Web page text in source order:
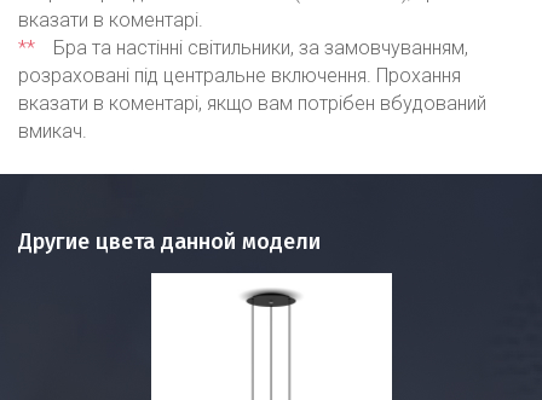
вказати в коментарі.
**
Бра та настінні світильники, за замовчуванням,
розраховані під центральне включення. Прохання
вказати в коментарі, якщо вам потрібен вбудований
вмикач.
Другие цвета данной модели